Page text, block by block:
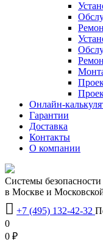
Онлайн-
Гарантии
Доставка
Контакты
О компании
Системы
в Москве и
 +7 (495) 132-42-32
0
0 ₽